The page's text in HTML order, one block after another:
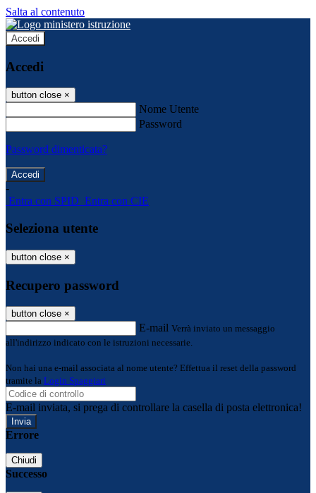
Salta al contenuto
Accedi
Accedi
button close ×
Nome Utente
Password
Password dimenticata?
-
Entra con SPID Entra con CIE
Seleziona utente
button close ×
Recupero password
button close ×
E-mail Verrà inviato un messaggio
all'indirizzo indicato con le istruzioni necessarie.
Non hai una e-mail associata al nome utente? Effettua il reset della password
tramite la Login Spaggiari
E-mail inviata, si prega di controllare la casella di posta elettronica!
Errore
Chiudi
Successo